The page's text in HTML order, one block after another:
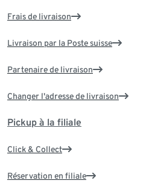
Frais de livraison
Livraison par la Poste suisse
Partenaire de livraison
Changer l'adresse de livraison
Pickup à la filiale
Click & Collect
Réservation en filiale